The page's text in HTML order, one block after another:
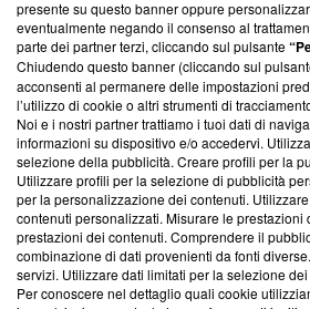
conformità agli standard.
Su di noi
Team editoriale
Corporate
Redazione
Informativa Privacy
Cookie Policy
Blasting SA, IDI CHE-247.845.224, Via
presente su questo banner oppure
eventualmente negando il consenso al
parte dei partner terzi, cliccando sul pulsante
Chiudendo questo banner (cliccando sul
acconsenti al permanere delle impostazioni
l’utilizzo di cookie o altri strumenti di
Noi e i nostri partner trattiamo i tuoi dati di
informazioni su dispositivo e/o accedervi.
selezione della pubblicità. Creare profili per la
Utilizzare profili per la selezione di pubblicità
per la personalizzazione dei contenuti.
contenuti personalizzati. Misurare le
prestazioni dei contenuti. Comprendere il
combinazione di dati provenienti da fonti
servizi. Utilizzare dati limitati per la selezione
Per conoscere nel dettaglio quali cookie